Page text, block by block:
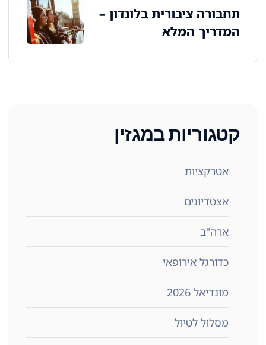
תחבורה ציבורית בלונדון –
המדריך המלא
קטגוריות במגזין
אטרקציות
אצטדיונים
ארה"ב
כדורגל אירופאי
מונדיאל 2026
מסלול לטיול